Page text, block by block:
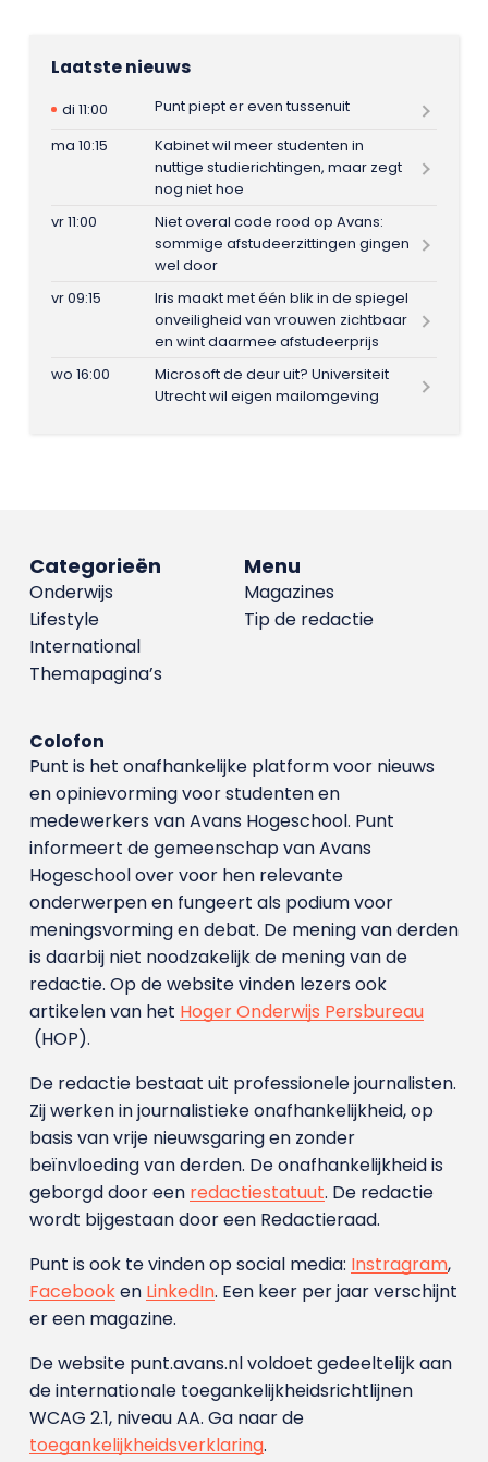
Laatste nieuws
di 11:00
Punt piept er even tussenuit
ma 10:15
Kabinet wil meer studenten in
nuttige studierichtingen, maar zegt
nog niet hoe
vr 11:00
Niet overal code rood op Avans:
sommige afstudeerzittingen gingen
wel door
vr 09:15
Iris maakt met één blik in de spiegel
onveiligheid van vrouwen zichtbaar
en wint daarmee afstudeerprijs
wo 16:00
Microsoft de deur uit? Universiteit
Utrecht wil eigen mailomgeving
Menu
Magazines
Tip de redactie
Categorieën
Onderwijs
Lifestyle
International
Themapagina’s
Colofon
Punt is het onafhankelijke platform voor nieuws
en opinievorming voor studenten en
medewerkers van Avans Hoge­school. Punt
informeert de gemeenschap van Avans
Hogeschool over voor hen relevante
onderwerpen en fungeert als podium voor
meningsvorming en debat. De mening van derden
is daarbij niet noodzakelijk de mening van de
redactie. Op de website vinden lezers ook
artikelen van het Hoger Onderwijs Persbureau
(HOP).
De redactie bestaat uit professionele journalisten.
Zij werken in journalistieke onafhankelijkheid, op
basis van vrije nieuwsgaring en zonder
beïnvloeding van derden. De onafhankelijkheid is
geborgd door een redactiestatuut. De redactie
wordt bijgestaan door een Redactieraad.
Punt is ook te vinden op social media: Instragram,
Facebooken LinkedIn. Een keer per jaar verschijnt
er een magazine.
De website punt.avans.nl voldoet gedeeltelijk aan
de internationale toegankelijkheidsrichtlijnen
WCAG 2.1, niveau AA. Ga naar de
toegankelijkheidsverklaring.